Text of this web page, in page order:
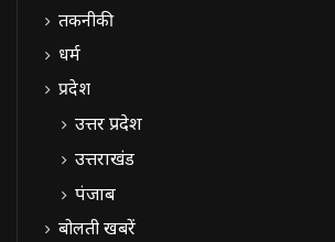
तकनीकी
धर्म
प्रदेश
उत्तर प्रदेश
उत्तराखंड
पंजाब
बोलती खबरें